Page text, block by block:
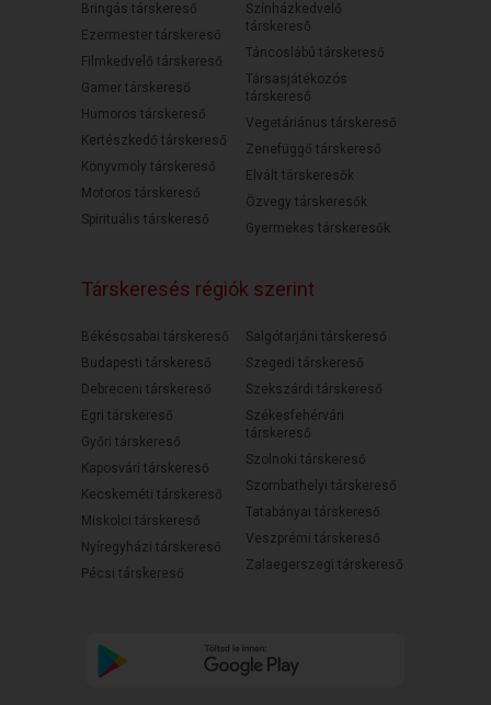
Bringás társkereső
Ezermester társkereső
Filmkedvelő társkereső
Gamer társkereső
Humoros társkereső
Kertészkedő társkereső
Könyvmoly társkereső
Motoros társkereső
Spirituális társkereső
Színházkedvelő
társkereső
Táncoslábú társkereső
Társasjátékozós
társkereső
Vegetáriánus társkereső
Zenefüggő társkereső
Elvált társkeresők
Özvegy társkeresők
Gyermekes társkeresők
Társkeresés régiók szerint
Békéscsabai társkereső
Budapesti társkereső
Debreceni társkereső
Egri társkereső
Győri társkereső
Kaposvári társkereső
Kecskeméti társkereső
Miskolci társkereső
Nyíregyházi társkereső
Pécsi társkereső
Salgótarjáni társkereső
Szegedi társkereső
Szekszárdi társkereső
Székesfehérvári
társkereső
Szolnoki társkereső
Szombathelyi társkereső
Tatabányai társkereső
Veszprémi társkereső
Zalaegerszegi társkereső